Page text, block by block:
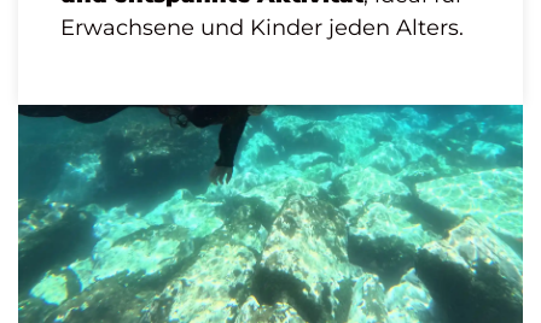
Erwachsene und Kinder jeden Alters.